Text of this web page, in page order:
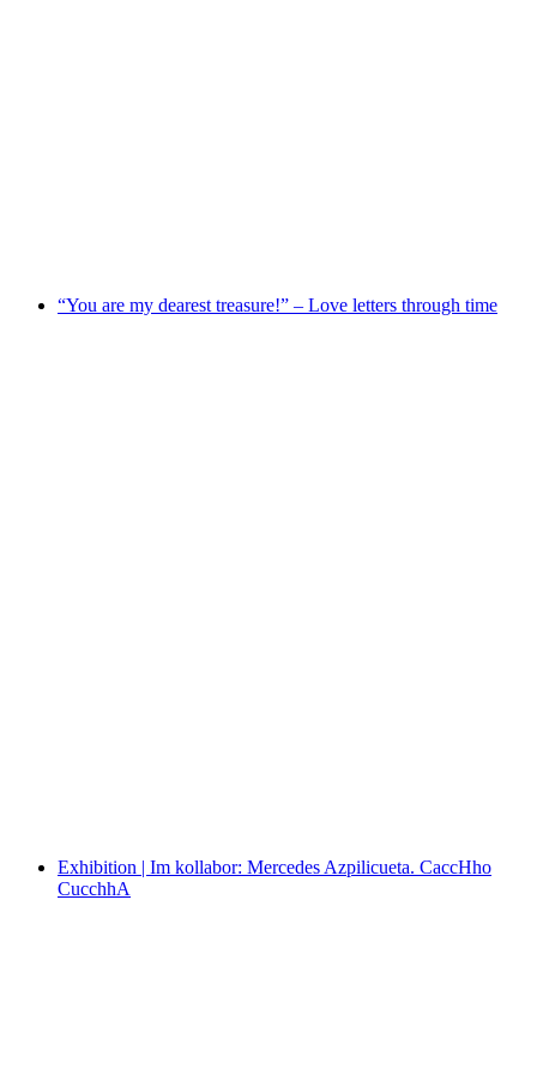
“You are my dearest treasure!” – Love letters through time
Exhibition | Im kollabor: Mercedes Azpilicueta. CaccHho
CucchhA